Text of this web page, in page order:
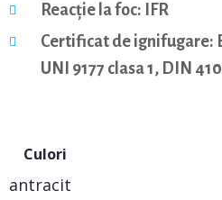
Reacție la foc: IFR
Certificat de ignifugare:
UNI 9177 clasa 1, DIN
Culori
antracit